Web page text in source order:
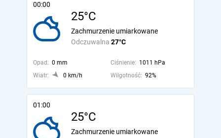
00:00
25°C
Odczuwalna 27°C
Zachmurzenie umiarkowane
Opad: 0 mm Ciśnienie: 1011 hPa
Wiatr:
0 km/h Wilgotność: 92%
01:00
25°C
Zachmurzenie umiarkowane